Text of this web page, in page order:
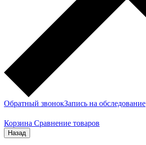
Обратный звонокЗапись на обследование
Корзина Сравнение товаров
Назад